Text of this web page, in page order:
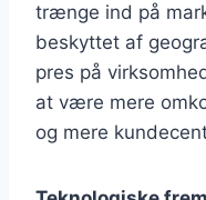
trænge ind på
beskyttet af
pres på
at være mere
og mere